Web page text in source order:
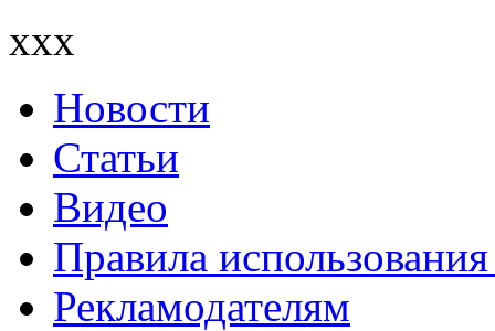
xxx
Новости
Статьи
Видео
Правила
Рекламодателям